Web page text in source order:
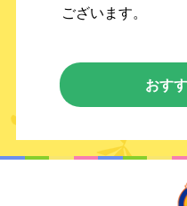
ございます。
おす